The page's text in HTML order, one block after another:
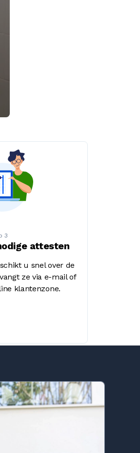
3
attesten
u snel over de
ze via e-mail of
klantenzone.